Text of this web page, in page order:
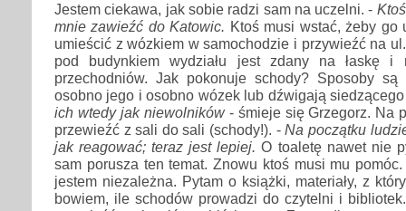
Jestem ciekawa, jak sobie radzi sam na uczelni. -
mnie zawieźć do Katowic. Ktoś musi wstać, żeby go
umieścić z wózkiem w samochodzie i przywieźć na
pod budynkiem wydziału jest zdany na łaskę i
przechodniów. Jak pokonuje schody? Sposoby
osobno jego i osobno wózek lub dźwigają
ich wtedy jak niewolników- śmieje się Grzegorz. Na
przewieźć z sali do sali (schody!). -Na początku
jak reagować; teraz jest lepiej. O toaletę nawet nie
sam porusza ten temat. Znowu ktoś musi mu
jestem niezależna. Pytam o książki, materiały, z
bowiem, ile schodów prowadzi do czytelni i